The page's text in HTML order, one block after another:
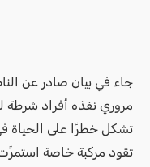
جاء في بيان صادر عن
مروري نفذه أفراد شرطة
تشكل خطرًا على الحياة
تقود مركبة خاصة